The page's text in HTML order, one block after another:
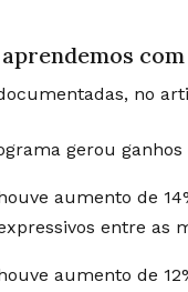
aprendemos
no
gerou
aumento de
entre as
aumento de